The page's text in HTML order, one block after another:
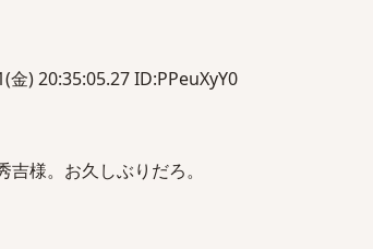
) 20:35:05.27 ID:PPeuXyY0
久しぶりだろ。